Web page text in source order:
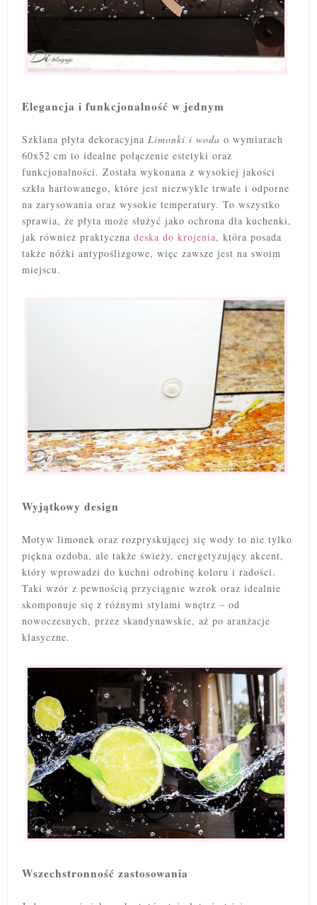
Elegancja i funkcjonalność w jednym
Szklana płyta dekoracyjna Limonki i woda o wymiarach
60x52 cm to idealne połączenie estetyki oraz
funkcjonalności. Została wykonana z wysokiej jakości
szkła hartowanego, które jest niezwykle trwałe i odporne
na zarysowania oraz wysokie temperatury. To wszystko
sprawia, że płyta może służyć jako ochrona dla kuchenki,
jak również praktyczna deska do krojenia, która posada
także nóżki antypoślizgowe, więc zawsze jest na swoim
miejscu.
Wyjątkowy design
Motyw limonek oraz rozpryskującej się wody to nie tylko
piękna ozdoba, ale także świeży, energetyzujący akcent,
który wprowadzi do kuchni odrobinę koloru i radości.
Taki wzór z pewnością przyciągnie wzrok oraz idealnie
skomponuje się z różnymi stylami wnętrz – od
nowoczesnych, przez skandynawskie, aż po aranżacje
klasyczne.
Wszechstronność zastosowania